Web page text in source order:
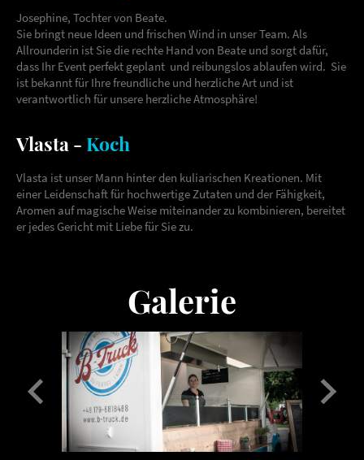
Josephine, Tochter von Beate.
Sie bringt neue Ideen und frischen Wind in unser Team. Als
Allrounderin ist Sie die rechte Hand von Beate und sorgt dafür,
dass Ihr Event perfekt geplant und reibungslos ablaufen wird. Sie
ist bekannt für Ihre freundliche und herzliche Art und ist
verantwortlich für unsere herzliche Atmosphäre!
Vlasta - Koch
Vlasta ist unser Mann hinter den kuliarischen Kreationen. Mit
einer Leidenschaft für hochwertige Zutaten und der Fähigkeit,
Aromen auf magische Weise miteinander zu kombinieren, bereitet
er jedes Gericht mit Liebe für Sie zu.
Galerie